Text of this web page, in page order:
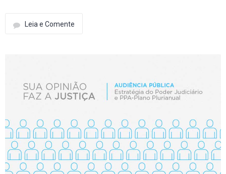
Leia e Comente